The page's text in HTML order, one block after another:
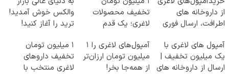
از داروخانه های
اطرافت، ارسال فوری
تخفیف محصولات
لاغری؛ یک قدم
کاهش وزن
والکس خوش آمدید!
ترید را آغاز کنید!
آمپول های لاغری با
یک میلیون تخفیف |
ارسال از داروخانه های
آمپول‌های لاغری را ۱
میلیون تومان ارزان‌تر
از همه‌جا بخر!
۱ میلیون تومان
تخفیف داروهای
لاغری منتخب با